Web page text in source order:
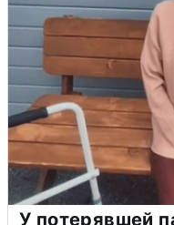
У потерявшей